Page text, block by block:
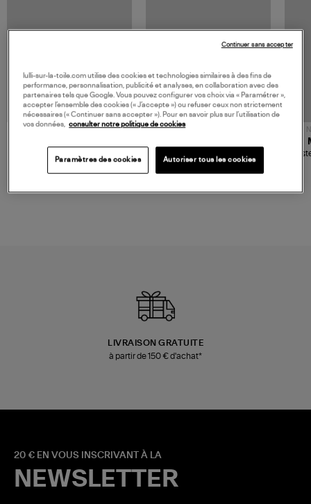
Champagne
NOUVELLE COLLECTION
Mousse
LIVRAISON GRATUITE
à partir de 150 € d'achat*
20 € EN VOUS INSCRIVANT À LA
NEWSLETTER
lulli-sur-la-toile.com utilise des cookies et technologies similaires à des fins de
performance, personnalisation, publicité et analyses, en collaboration avec des
partenaires tels que Google. Vous pouvez configurer vos choix via « Paramétrer »,
accepter l’ensemble des cookies (« J’accepte ») ou refuser ceux non strictement
nécessaires (« Continuer sans accepter »). Pour en savoir plus sur l’utilisation de
vos données,
consulter notre politique de cookies
Paramètres des cookies Autoriser tous les cookies
Continuer sans accepter